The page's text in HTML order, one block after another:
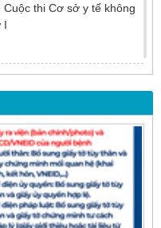
thi Cơ sở y tế không
I
dòng – Giải pháp tối ưu
mật chủ